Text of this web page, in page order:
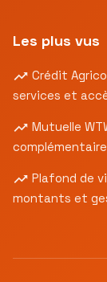
Les plus vus
Crédit
services et
Mutuelle
Plafond de
montants et